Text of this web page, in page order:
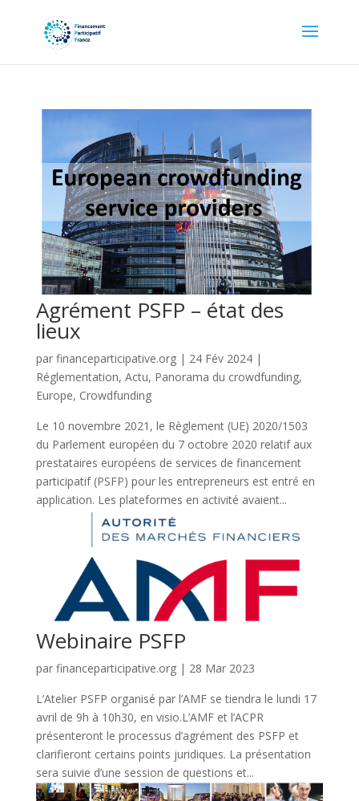
Agrément PSFP – état des
lieux
par financeparticipative.org| 24 Fév 2024|
Réglementation, Actu, Panorama du crowdfunding,
Europe, Crowdfunding
Le 10 novembre 2021, le Règlement (UE) 2020/1503
du Parlement européen du 7 octobre 2020 relatif aux
prestataires européens de services de financement
participatif (PSFP) pour les entrepreneurs est entré en
application. Les plateformes en activité avaient...
Webinaire PSFP
par financeparticipative.org| 28 Mar 2023
L’Atelier PSFP organisé par l’AMF se tiendra le lundi 17
avril de 9h à 10h30, en visio.L’AMF et l’ACPR
présenteront le processus d’agrément des PSFP et
clarifieront certains points juridiques. La présentation
sera suivie d’une session de questions et...